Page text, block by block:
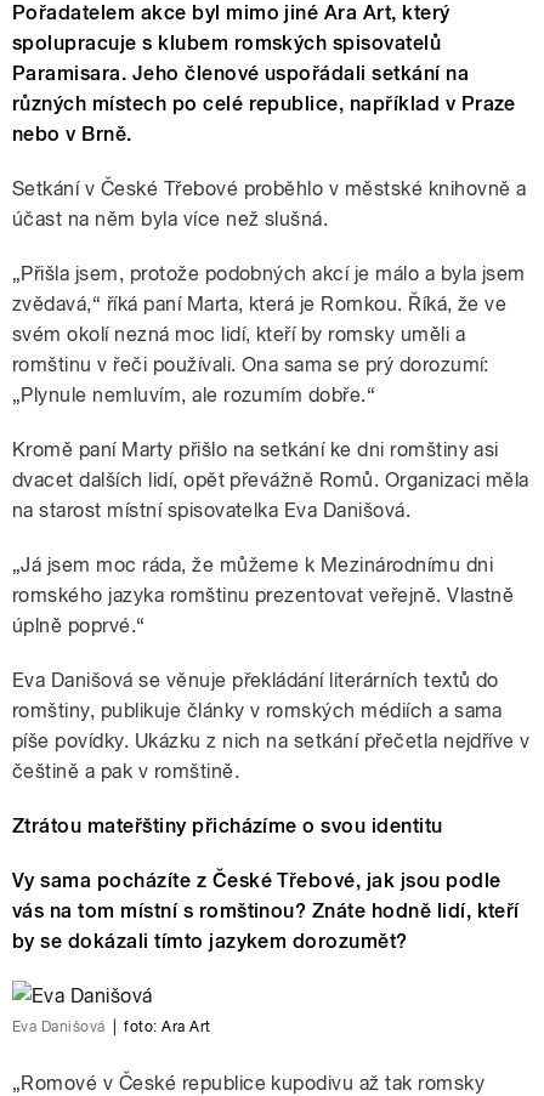
Pořadatelem akce byl mimo jiné Ara Art, který
spolupracuje s klubem romských spisovatelů
Paramisara. Jeho členové uspořádali setkání na
různých místech po celé republice, například v Praze
nebo v Brně.
Setkání v České Třebové proběhlo v městské knihovně a
účast na něm byla více než slušná.
„Přišla jsem, protože podobných akcí je málo a byla jsem
zvědavá,“ říká paní Marta, která je Romkou. Říká, že ve
svém okolí nezná moc lidí, kteří by romsky uměli a
romštinu v řeči používali. Ona sama se prý dorozumí:
„Plynule nemluvím, ale rozumím dobře.“
Kromě paní Marty přišlo na setkání ke dni romštiny asi
dvacet dalších lidí, opět převážně Romů. Organizaci měla
na starost místní spisovatelka Eva Danišová.
„Já jsem moc ráda, že můžeme k Mezinárodnímu dni
romského jazyka romštinu prezentovat veřejně. Vlastně
úplně poprvé.“
Eva Danišová se věnuje překládání literárních textů do
romštiny, publikuje články v romských médiích a sama
píše povídky. Ukázku z nich na setkání přečetla nejdříve v
češtině a pak v romštině.
Ztrátou mateřštiny přicházíme o svou identitu
Vy sama pocházíte z České Třebové, jak jsou podle
vás na tom místní s romštinou? Znáte hodně lidí, kteří
by se dokázali tímto jazykem dorozumět?
Eva Danišová foto:Ara Art
„Romové v České republice kupodivu až tak romsky